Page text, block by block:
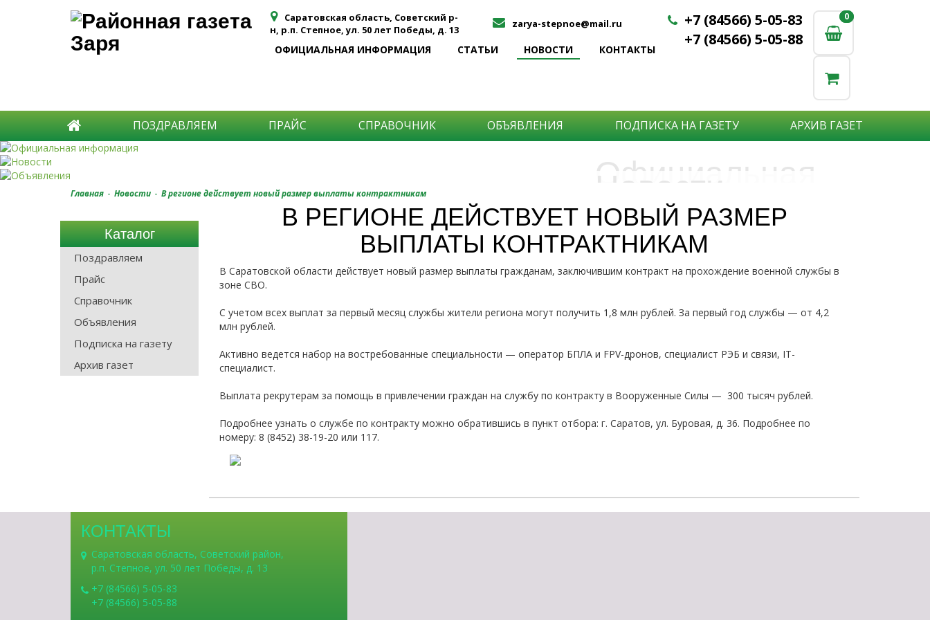
Саратовская область, Советский р-
н, р.п. Степное, ул. 50 лет Победы, д. 13
zarya-stepnoe@mail.ru
ОФИЦИАЛЬНАЯ ИНФОРМАЦИЯ СТАТЬИ НОВОСТИ КОНТАКТЫ
+7 (84566) 5-05-83
+7 (84566) 5-05-88
0
0
ПОЗДРАВЛЯЕМ ПРАЙС СПРАВОЧНИК ОБЪЯВЛЕНИЯ ПОДПИСКА НА ГАЗЕТУ АРХИВ ГАЗЕТ
Официальная
информация
Новости
Самые актуальные новости:
-происшествия,
-спорта,
-медицины,
-общества
Подробнее
Объявления
Хотите что бы о Вас узнали?
негосударственных организаций?
Главная - Новости - В регионе действует новый размер выплаты контрактникам
Каталог
Поздравляем
Прайс
Справочник
Объявления
Подписка на газету
Архив газет
В РЕГИОНЕ ДЕЙСТВУЕТ НОВЫЙ РАЗМЕР
ВЫПЛАТЫ КОНТРАКТНИКАМ
В Саратовской области действует новый размер выплаты гражданам, заключившим контракт на прохождение военной службы в
зоне СВО.
С учетом всех выплат за первый месяц службы жители региона могут получить 1,8 млн рублей. За первый год службы — от 4,2
млн рублей.
Активно ведется набор на востребованные специальности — оператор БПЛА и FPV-дронов, специалист РЭБ и связи, IT-
специалист.
Выплата рекрутерам за помощь в привлечении граждан на службу по контракту в Вооруженные Силы — 300 тысяч рублей.
Подробнее узнать о службе по контракту можно обратившись в пункт отбора: г. Саратов, ул. Буровая, д. 36. Подробнее по
номеру: 8 (8452) 38-19-20 или 117.
КОНТАКТЫ
Саратовская область, Советский район,
р.п. Степное, ул. 50 лет Победы, д. 13
+7 (84566) 5-05-83
+7 (84566) 5-05-88